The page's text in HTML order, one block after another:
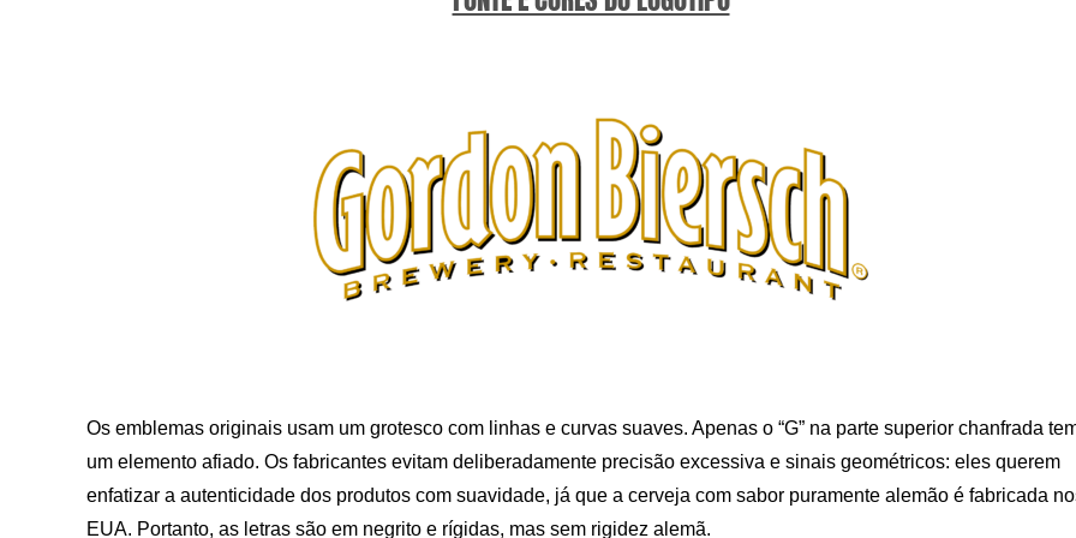
Os emblemas originais usam um grotesco com linhas e curvas suaves. Apenas o “G” na parte superior chanfrada
um elemento afiado. Os fabricantes evitam deliberadamente precisão excessiva e sinais geométricos: eles querem
enfatizar a autenticidade dos produtos com suavidade, já que a cerveja com sabor puramente alemão é fabricada
EUA. Portanto, as letras são em negrito e rígidas, mas sem rigidez alemã.